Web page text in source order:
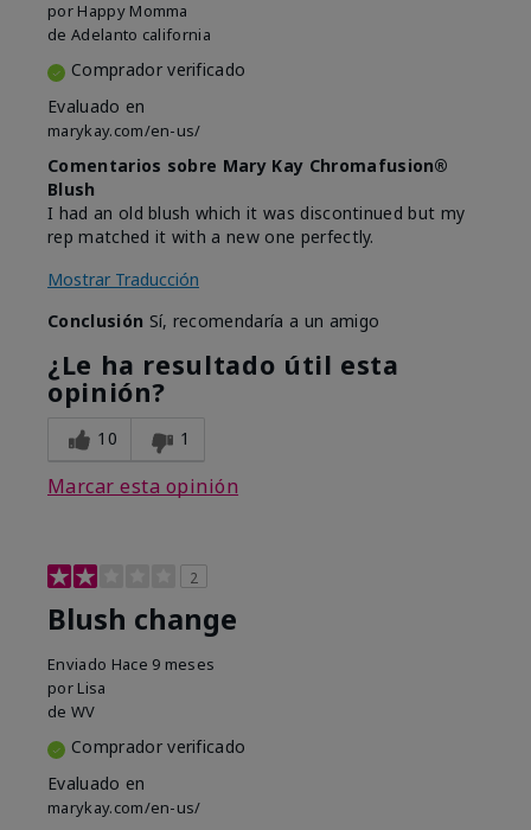
por Happy Momma
de Adelanto california
Comprador verificado
Evaluado en
marykay.com/en-us/
Comentarios sobre Mary Kay Chromafusion®
Blush
I had an old blush which it was discontinued but my
rep matched it with a new one perfectly.
Mostrar Traducción
Conclusión Sí, recomendaría a un amigo
¿Le ha resultado útil esta
opinión?
10 1
Marcar esta opinión
2
Blush change
Enviado Hace 9 meses
por Lisa
de WV
Comprador verificado
Evaluado en
marykay.com/en-us/